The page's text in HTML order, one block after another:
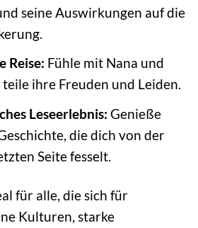
seine Auswirkungen auf die
Reise: Fühle mit Nana und
ihre Freuden und Leiden.
Leseerlebnis: Genieße
die dich von der
Seite fesselt.
für alle, die sich für
Kulturen, starke